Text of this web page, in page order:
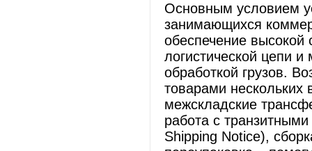
Основным условием
занимающихся
обеспечение высокой
логистической цепи
обработкой грузов.
товарами нескольких
межскладские
работа с
Shipping Notice),